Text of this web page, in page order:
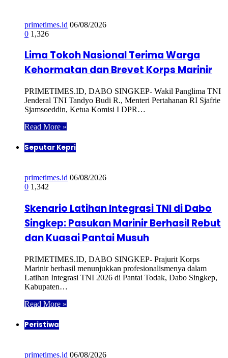
primetimes.id 06/08/2026
0 1,326
Lima Tokoh Nasional Terima Warga
Kehormatan dan Brevet Korps Marinir
PRIMETIMES.ID, DABO SINGKEP- Wakil Panglima TNI
Jenderal TNI Tandyo Budi R., Menteri Pertahanan RI Sjafrie
Sjamsoeddin, Ketua Komisi I DPR…
Read More »
Seputar Kepri
primetimes.id 06/08/2026
0 1,342
Skenario Latihan Integrasi TNI di Dabo
Singkep: Pasukan Marinir Berhasil Rebut
dan Kuasai Pantai Musuh
PRIMETIMES.ID, DABO SINGKEP- Prajurit Korps
Marinir berhasil menunjukkan profesionalismenya dalam
Latihan Integrasi TNI 2026 di Pantai Todak, Dabo Singkep,
Kabupaten…
Read More »
Peristiwa
primetimes.id 06/08/2026